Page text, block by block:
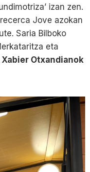
izan zen.
Jove azokan
Saria Bilboko
eta
Xabier Otxandianok